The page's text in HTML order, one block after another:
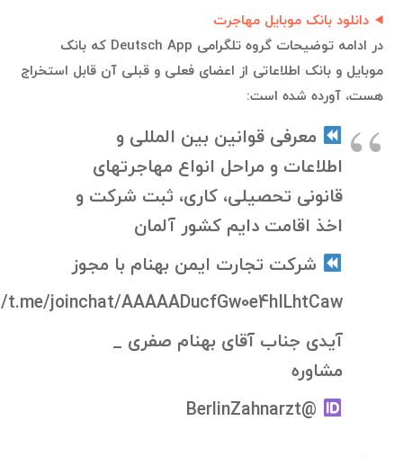
دانلود بانک موبایل مهاجرت
در ادامه توضیحات گروه تلگرامی Deutsch App که بانک
موبایل و بانک اطلاعاتی از اعضای فعلی و قبلی آن قابل استخراج
هست، آورده شده است:
معرفی قوانين بین المللی و
اطلاعات و مراحل انواع مهاجرتهای
قانونی تحصیلی، کاری، ثبت شرکت و
اخذ اقامت دایم کشور آلمان
شرکت تجارت ایمن بهنام با مجوز
joinchat/AAAAADucfGw0e4hILhtCaw
آیدی جناب آقای بهنام صفری _
مشاوره
@BerlinZahnarzt